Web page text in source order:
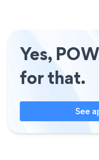
Yes,
for that.
See